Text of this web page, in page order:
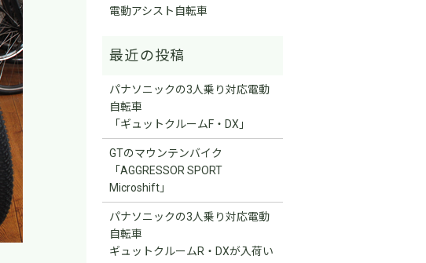
電動アシスト自転車
パナソニックの3人乗り対応電動
自転車
「ギュットクルームF・DX」
GTのマウンテンバイク
「AGGRESSOR SPORT
Microshift」
パナソニックの3人乗り対応電動
自転車
ギュットクルームR・DXが入荷い